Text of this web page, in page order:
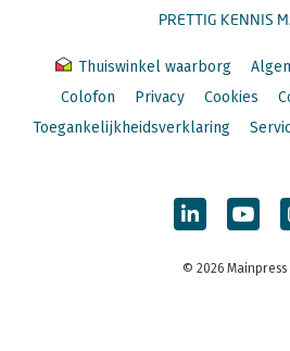
PRETTIG KENNIS
Thuiswinkel waarborg
Colofon
Privacy Cookies
Toegankelijkheidsverklaring
© 2026 Mainpress